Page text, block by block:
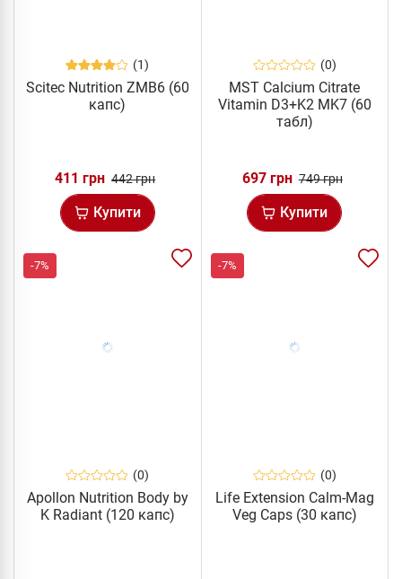
(1)
Scitec Nutrition ZMB6 (60
капс)
411 грн 442 грн
Купити
(0)
MST Calcium Citrate
Vitamin D3+K2 MK7 (60
табл)
697 грн 749 грн
Купити
-7%
(0)
Apollon Nutrition Body by
K Radiant (120 капс)
-7%
(0)
Life Extension Calm-Mag
Veg Caps (30 капс)